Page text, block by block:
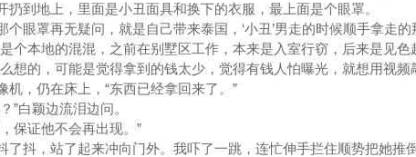
扔到地上，里面是小丑面具和换下的衣服，最上面是个眼罩。
个眼罩再无疑问，就是自己带来泰国，‘小丑’男走的时候顺手拿走的
个本地的混混，之前在别墅区工作，本来是入室行窃，后来是见色
想的，可能是觉得拿到的钱太少，觉得有钱人怕曝光，就想用视频
机，仍在床上，“东西已经拿回来了。”
”白颖边流泪边问。
保证他不会再出现。”
了抖，站了起来冲向门外。我吓了一跳，连忙伸手拦住顺势把她推